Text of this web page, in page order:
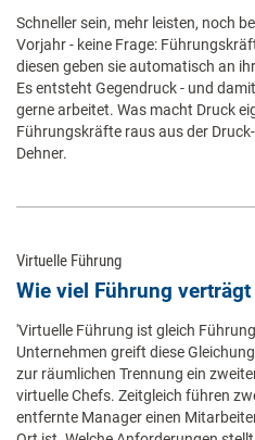
Schneller sein, mehr leisten, noch
Vorjahr - keine Frage:
diesen geben sie automatisch an
Es entsteht Gegendruck - und
gerne arbeitet. Was macht Druck
Führungskräfte raus aus der
Dehner.
Virtuelle Führung
Wie viel Führung
'Virtuelle Führung ist gleich
Unternehmen greift diese
zur räumlichen Trennung ein
virtuelle Chefs. Zeitgleich führen
entfernte Manager einen